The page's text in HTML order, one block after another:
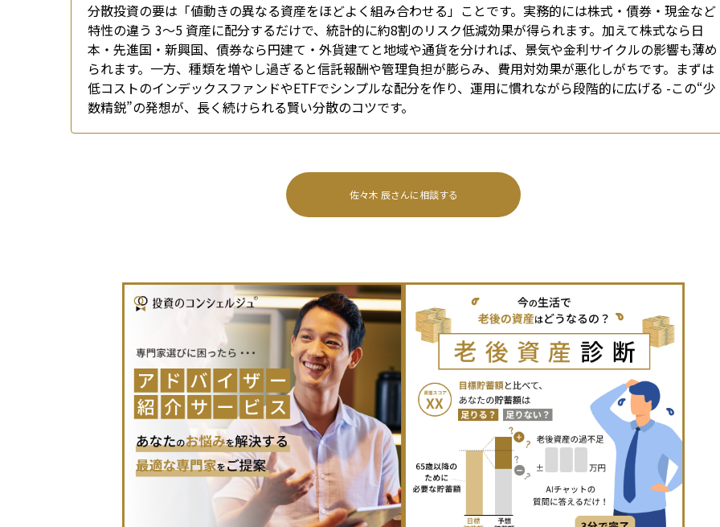
分散投資の要は「値動きの異なる資産をほどよく組み合わせる」ことです。実務的には株式・債券・現金など
特性の違う 3〜5 資産に配分するだけで、統計的に約8割のリスク低減効果が得られます。加えて株式なら日
本・先進国・新興国、債券なら円建て・外貨建てと地域や通貨を分ければ、景気や金利サイクルの影響も薄め
られます。一方、種類を増やし過ぎると信託報酬や管理負担が膨らみ、費用対効果が悪化しがちです。まずは
低コストのインデックスファンドやETFでシンプルな配分を作り、運用に慣れながら段階的に広げる -この“少
数精鋭”の発想が、長く続けられる賢い分散のコツです。
佐々木 辰さんに相談する